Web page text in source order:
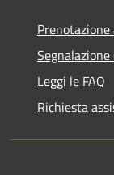
Leggi le FAQ
Richiesta